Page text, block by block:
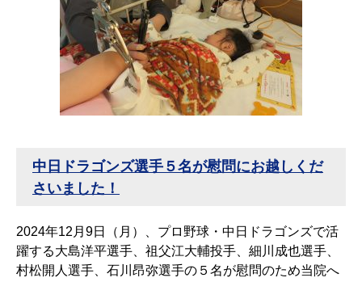
中日ドラゴンズ選手５名が慰問にお越しくだ
さいました！
2024年12月9日（月）、プロ野球・中日ドラゴンズで活
躍する大島洋平選手、祖父江大輔投手、細川成也選手、
村松開人選手、石川昂弥選手の５名が慰問のため当院へ